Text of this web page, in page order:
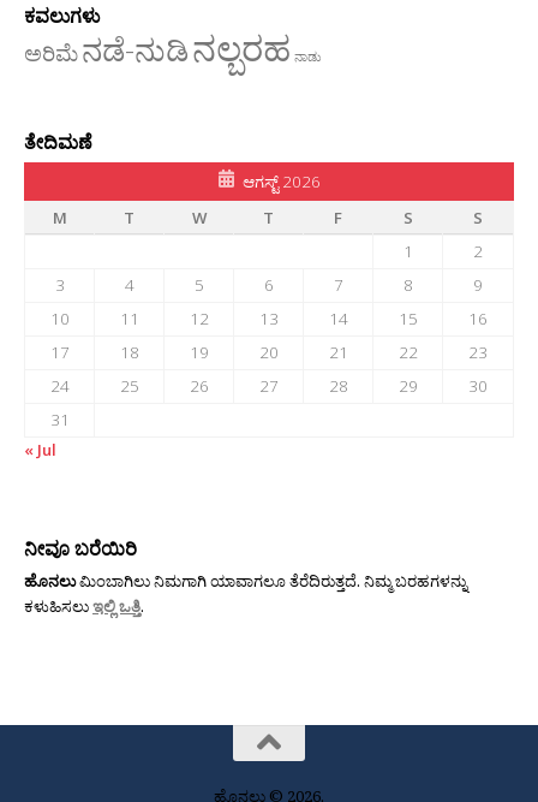
ಕವಲುಗಳು
ಅರಿಮೆನಡೆ-ನುಡಿನಲ್ಬರಹ ನಾಡು
ತೇದಿಮಣೆ
ಆಗಸ್ಟ್ 2026
M
T W T F S
S
1
2
3
4 5 6 7 8
9
10
11 12 13 14 15
16
17
18 19 20 21 22
23
24
25 26 27 28 29
30
31
« Jul
ನೀವೂ ಬರೆಯಿರಿ
ಹೊನಲುಮಿಂಬಾಗಿಲು ನಿಮಗಾಗಿ ಯಾವಾಗಲೂ ತೆರೆದಿರುತ್ತದೆ. ನಿಮ್ಮ ಬರಹಗಳನ್ನು
ಕಳುಹಿಸಲುಇಲ್ಲಿ ಒತ್ತಿ.
ಹೊನಲು © 2026.